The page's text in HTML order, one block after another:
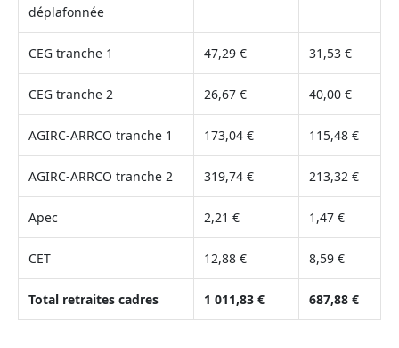
déplafonnée
CEG tranche 1 47,29 € 31,53 €
CEG tranche 2 26,67 € 40,00 €
AGIRC-ARRCO tranche 1 173,04 € 115,48 €
AGIRC-ARRCO tranche 2 319,74 € 213,32 €
Apec 2,21 € 1,47 €
CET 12,88 € 8,59 €
Total retraites cadres 1 011,83 € 687,88 €